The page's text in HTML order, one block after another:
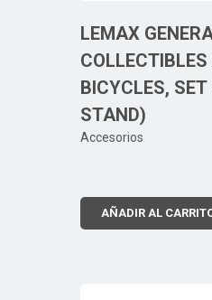
LEMAX
BICYCLES,
STAND)
Accesorios
AÑADIR AL